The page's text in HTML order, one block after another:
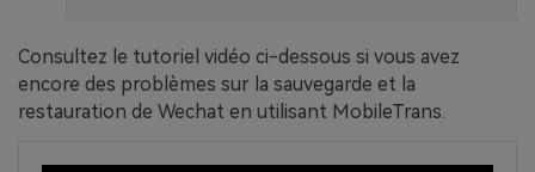
Consultez le tutoriel vidéo ci-dessous si vous avez
encore des problèmes sur la sauvegarde et la
restauration de Wechat en utilisant MobileTrans.